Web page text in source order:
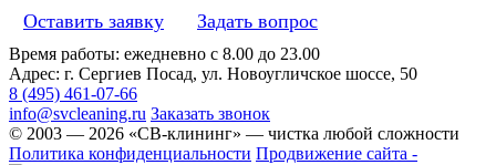
Оставить заявку Задать вопрос
Время работы: ежедневно с 8.00 до 23.00
Адрес: г. Сергиев Посад, ул. Новоугличское шоссе, 50
8 (495) 461-07-66
info@svcleaning.ru Заказать звонок
© 2003 — 2026 «СВ-клининг» — чистка любой сложности
Политика конфиденциальности Продвижение сайта -